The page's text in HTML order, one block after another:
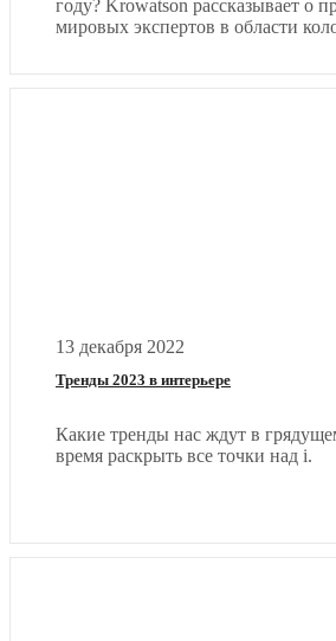
году? Krowatson рассказывает о
мировых экспертов в области
13 декабря 2022
Тренды 2023 в интерьере
Какие тренды нас ждут в
время раскрыть все точки над i.